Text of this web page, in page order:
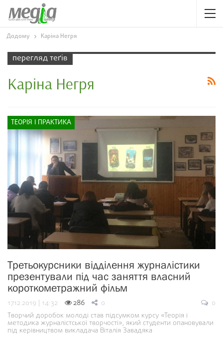
Додому Каріна Негря
перегляд теґів
Каріна Негря
ТЕОРІЯ І ПРАКТИКА
Третьокурсники відділення журналістики
презентували під час заняття власний
короткометражний фільм
17.12.2019 | 14:32 286 0
0
Творчий доробок молоді став підсумком курсу «Теорія і
методика журналістської творчості», який студенти опановували
під керівництвом викладача Віталія Завадяка